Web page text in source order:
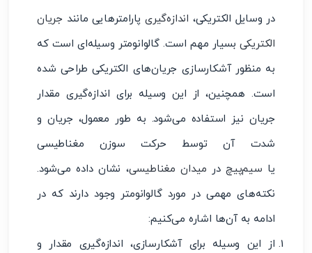
در وسایل الکتریکی، اندازه‌گیری پارامترهایی مانند جریان
الکتریکی بسیار مهم است. گالوانومتر وسیله‌ای است که
به منظور آشکارسازی جریان‌های الکتریکی طراحی شده
است. همچنین، از این وسیله برای اندازه‌گیری مقدار
جریان نیز استفاده می‌شود. به طور معمول، جریان و
شدت آن توسط حرکت سوزن مغناطیسی
یا سیم‌پیچدر میدان مغناطیسی، نشان داده می‌شود.
نکته‌های مهمی در مورد گالوانومتر وجود دارند که در
ادامه به آن‌ها اشاره می‌کنیم:
از این وسیله برای آشکارسازی، اندازه‌گیری مقدار و